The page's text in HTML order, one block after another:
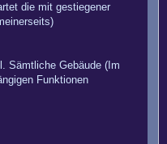
die mit gestiegener
Sämtliche Gebäude (Im
Funktionen